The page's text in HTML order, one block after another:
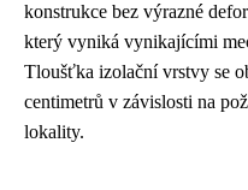
konstrukce bez výrazné
který vyniká vynikajícími
Tloušťka izolační vrstvy se
centimetrů v závislosti na
lokality.